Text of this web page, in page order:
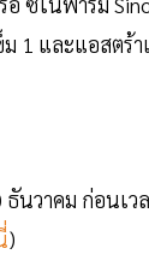
1 และแอสตร้
นวาคม ก่อนเ
)